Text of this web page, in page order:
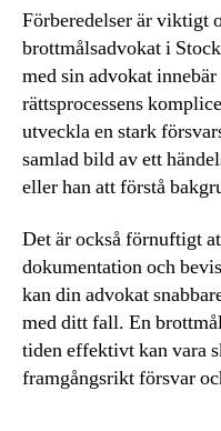
Förberedelser är viktigt
brottmålsadvokat i
med sin advokat
rättsprocessens
utveckla en stark
samlad bild av ett
eller han att förstå
Det är också förnuftigt
dokumentation och
kan din advokat
med ditt fall. En
tiden effektivt kan vara
framgångsrikt försvar